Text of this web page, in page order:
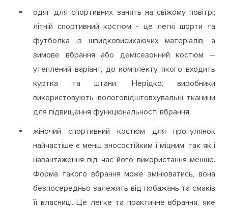
одяг для спортивних занять на свіжому повітрі;
літній спортивний костюм - це легкі шорти та
футболка із швидковисихаючих матеріалів, а
зимове вбрання або демісезонний костюм –
утеплений варіант, до комплекту якого входить
куртка та штани. Нерідко, виробники
використовують вологовідштовхувальні тканини
для підвищення функціональності вбрання.
жіночий спортивний костюм для прогулянок
найчастіше є менш зносостійким і міцним, так як і
навантаження під час його використання менше.
Форма такого вбрання може змінюватись, вона
безпосередньо залежить від побажань та смаків
її власниці. Це легке та практичне вбрання, яке